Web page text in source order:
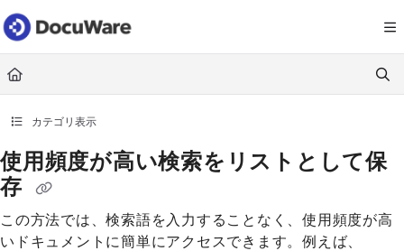
Documentation Index
Fetch the complete documentation index at: https://
Use this file to discover all available pages before exploring further.
カテゴリ表示
使用頻度が高い検索をリストとして保
存
この方法では、検索語を入力することなく、使用頻度が高
いドキュメントに簡単にアクセスできます。例えば、